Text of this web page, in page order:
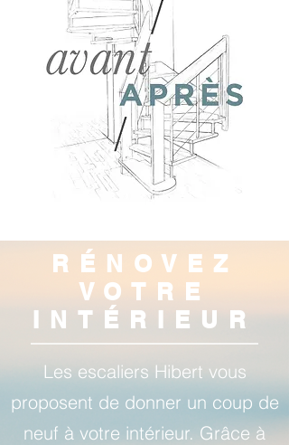
RÉNOVEZ
VOTRE
INTÉRIEUR
Les escaliers Hibert vous
proposent de donner un coup de
neuf à votre intérieur. Grâce à